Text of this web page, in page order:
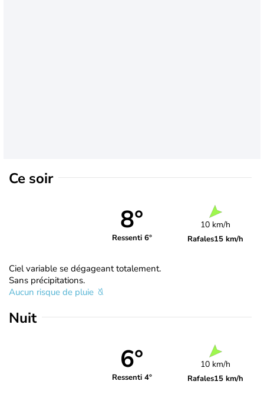
Ce soir
8°
Ressenti 6°
10 km/h
Rafales15 km/h
Ciel variable se dégageant totalement.
Sans précipitations.
Aucun risque de pluie
Nuit
6°
Ressenti 4°
10 km/h
Rafales15 km/h